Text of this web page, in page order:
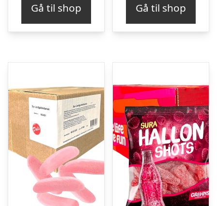
Gå til shop Gå til shop